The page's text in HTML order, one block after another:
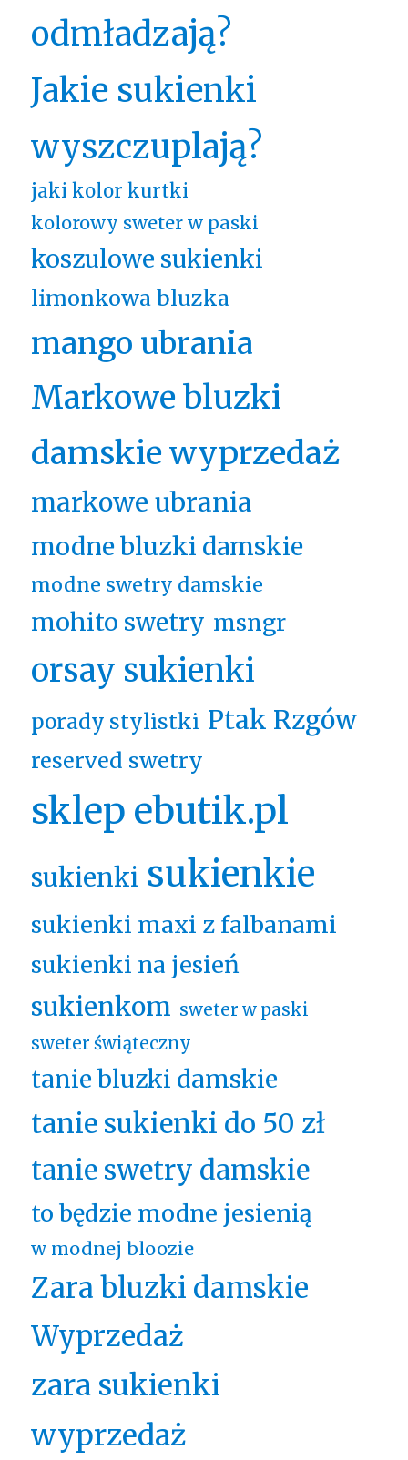
odmładzają?
Jakie sukienki
wyszczuplają?
jaki kolor kurtki
kolorowy sweter w paski
koszulowe sukienki
limonkowa bluzka
mango ubrania
Markowe bluzki
damskie wyprzedaż
markowe ubrania
modne bluzki damskie
modne swetry damskie
mohito swetry msngr
orsay sukienki
porady stylistki Ptak Rzgów
reserved swetry
sklep ebutik.pl
sukienki sukienkie
sukienki maxi z falbanami
sukienki na jesień
sukienkom sweter w paski
sweter świąteczny
tanie bluzki damskie
tanie sukienki do 50 zł
tanie swetry damskie
to będzie modne jesienią
w modnej bloozie
Zara bluzki damskie
Wyprzedaż
zara sukienki
wyprzedaż